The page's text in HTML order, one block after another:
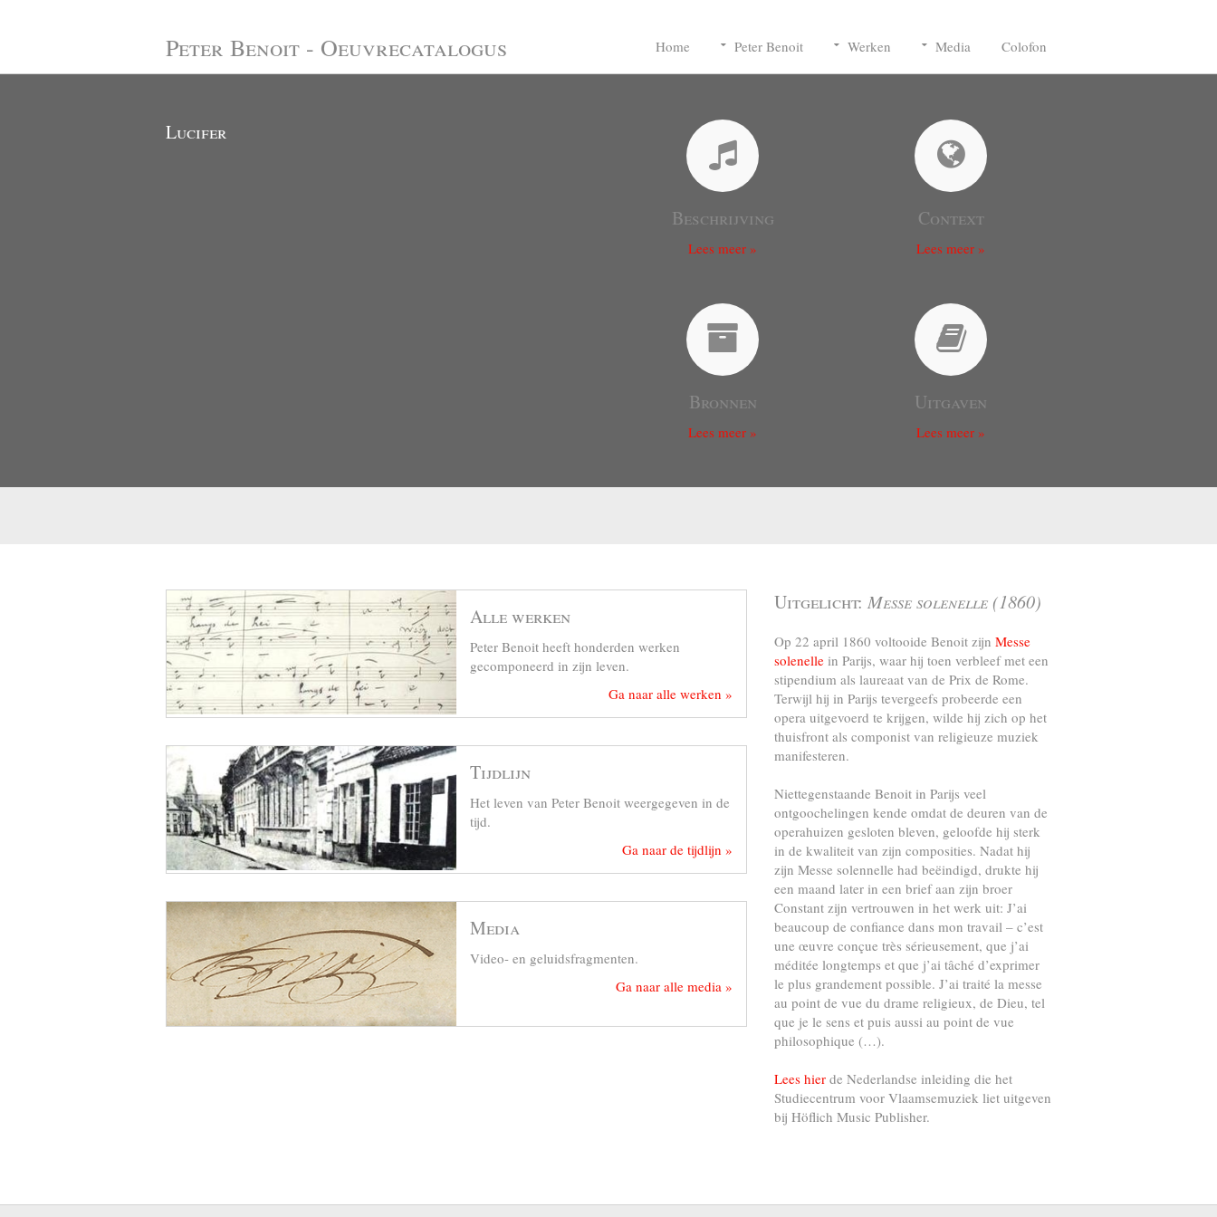
Peter Benoit - Oeuvrecatalogus Home Peter Benoit Werken Media Colofon
Lucifer
Beschrijving
Lees meer »
Bronnen
Lees meer »
Context
Lees meer »
Uitgaven
Lees meer »
Alle werken
Peter Benoit heeft honderden werken
gecomponeerd in zijn leven.
Ga naar alle werken »
Tijdlijn
Het leven van Peter Benoit weergegeven in de
tijd.
Ga naar de tijdlijn »
Media
Video- en geluidsfragmenten.
Ga naar alle media »
Uitgelicht: Messe solenelle (1860)
Op 22 april 1860 voltooide Benoit zijn Messe
solenelle in Parijs, waar hij toen verbleef met een
stipendium als laureaat van de Prix de Rome.
Terwijl hij in Parijs tevergeefs probeerde een
opera uitgevoerd te krijgen, wilde hij zich op het
thuisfront als componist van religieuze muziek
manifesteren.
Niettegenstaande Benoit in Parijs veel
ontgoochelingen kende omdat de deuren van de
operahuizen gesloten bleven, geloofde hij sterk
in de kwaliteit van zijn composities. Nadat hij
zijn Messe solennelle had beëindigd, drukte hij
een maand later in een brief aan zijn broer
Constant zijn vertrouwen in het werk uit: J’ai
beaucoup de confiance dans mon travail – c’est
une œuvre conçue très sérieusement, que j’ai
méditée longtemps et que j’ai tâché d’exprimer
le plus grandement possible. J’ai traité la messe
au point de vue du drame religieux, de Dieu, tel
que je le sens et puis aussi au point de vue
philosophique (…).
Lees hier de Nederlandse inleiding die het
Studiecentrum voor Vlaamsemuziek liet uitgeven
bij Höflich Music Publisher.